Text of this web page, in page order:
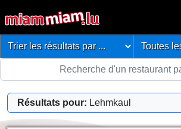
Résultats pour: Lehmkaul